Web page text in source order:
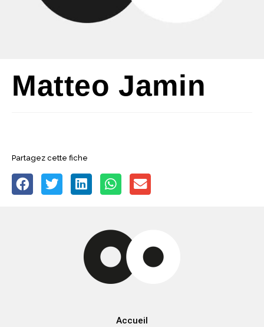
Matteo Jamin
Partagez cette fiche
Accueil